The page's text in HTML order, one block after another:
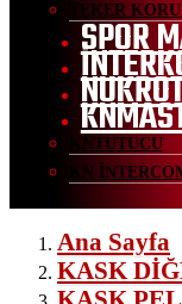
TEKER
SPOR
KNTUTUCU
KN
Ana Sayfa
KASK